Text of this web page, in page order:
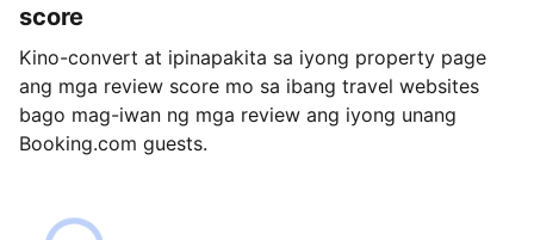
score
Kino-convert at ipinapakita sa iyong property page
ang mga review score mo sa ibang travel websites
bago mag-iwan ng mga review ang iyong unang
Booking.com guests.